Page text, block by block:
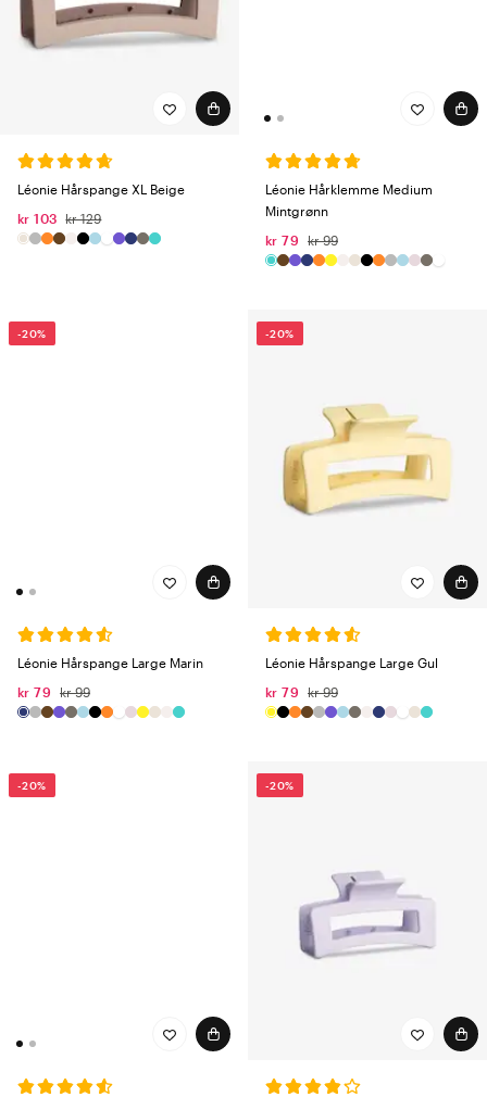
Léonie Hårspange XL Beige
kr 103
kr 129
Léonie Hårklemme Medium
Mintgrønn
kr 79
kr 99
-20%
Léonie Hårspange Large Marin
kr 79
kr 99
-20%
Léonie Hårspange Large Gul
kr 79
kr 99
-20% -20%